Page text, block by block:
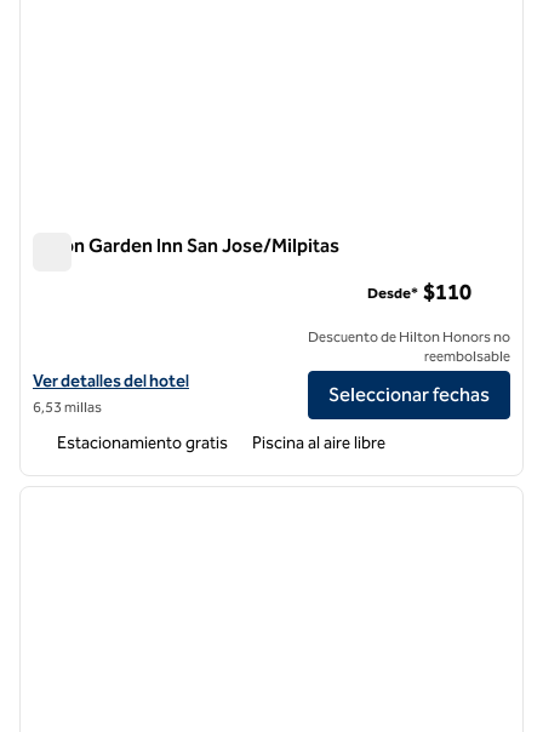
Hilton Garden Inn San Jose/Milpitas
Ver detalles del hotel Hilton Garden Inn San Jose/Milpitas
Ver detalles del hotel
6,53 millas
Desde* $110
Descuento de Hilton Honors no
reembolsable
Seleccionar fechas
Estacionamiento gratis Piscina al aire libre
1 de 12